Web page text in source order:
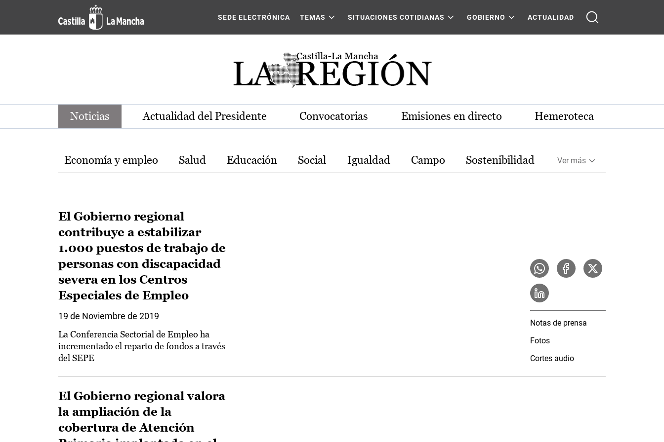
Pasar al contenido principal
Noticias de la región de Castilla-La Mancha
SEDE ELECTRÓNICA TEMAS SITUACIONES COTIDIANAS GOBIERNO ACTUALIDAD
Noticias Actualidad del Presidente Convocatorias Emisiones en directo Hemeroteca
Temas
Economía y empleo Salud Educación Social Igualdad Campo Sostenibilidad Ver más
El Gobierno regional
contribuye a estabilizar
1.000 puestos de trabajo de
personas con discapacidad
severa en los Centros
Especiales de Empleo
19 de Noviembre de 2019
La Conferencia Sectorial de Empleo ha
incrementado el reparto de fondos a través
del SEPE
Notas de prensa
Fotos
Cortes audio
El Gobierno regional valora
la ampliación de la
cobertura de Atención